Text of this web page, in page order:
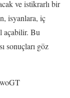
ve istikrarlı bir
isyanlara, iç
açabilir. Bu
sonuçları göz